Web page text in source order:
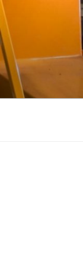
Zum
Inhalt
springen